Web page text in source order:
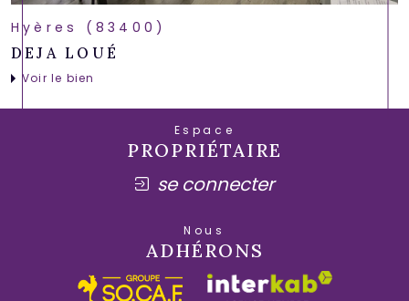
Hyères (83400)
DEJA LOUÉ
Voir le bien
Espace
PROPRIÉTAIRE
se connecter
Nous
ADHÉRONS